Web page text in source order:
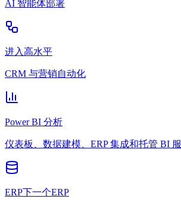
AI 智能体部署
进入高水平
CRM 与营销自动化
Power BI 分析
仪表板、数据建模、ERP 集成和托管 BI 服
ERP下一个ERP